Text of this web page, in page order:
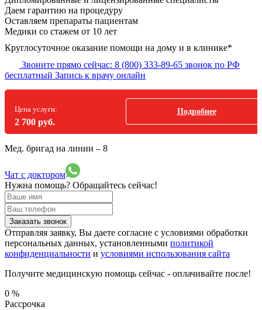
Даем гарантию на процедуру
Оставляем препараты пациентам
Медики со стажем от 10 лет
Круглосуточное оказание помощи на дому и в клинике*
Звоните прямо сейчас: 8 (800) 333-89-65 звонок по РФ
бесплатный Запись к врачу онлайн
Цена услуги:
2 700 руб.
Подробнее
Мед. бригад на линии – 8
Чат с доктором
Нужна помощь? Обращайтесь сейчас!
Заказать звонок
Отправляя заявку, Вы даете согласие с условиями обработки
персональных данных, установленными политикой
конфиденциальности и условиями использования сайта
Получите медицинскую помощь сейчас - оплачивайте после!
0 %
Рассрочка